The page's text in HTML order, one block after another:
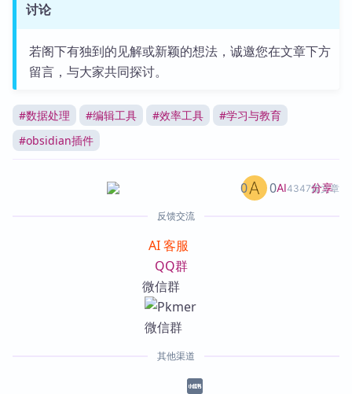
讨论
若阁下有独到的见解或新颖的想法，诚邀您在文章下方
留言，与大家共同探讨。
#数据处理 #编辑工具 #效率工具 #学习与教育
#obsidian插件
AI4347篇文章
0 0 分享
反馈交流
AI 客服
QQ群
微信群
其他渠道